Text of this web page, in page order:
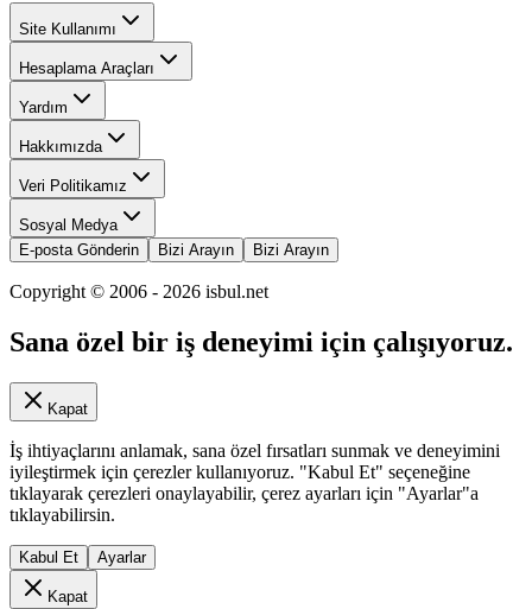
Site Kullanımı
Hesaplama Araçları
Yardım
Hakkımızda
Veri Politikamız
Sosyal Medya
E-posta Gönderin
Bizi Arayın Bizi Arayın
Copyright © 2006 - 2026 isbul.net
Sana özel bir iş deneyimi için çalışıyoruz.
Kapat
İş ihtiyaçlarını anlamak, sana özel fırsatları sunmak ve deneyimini
iyileştirmek için çerezler kullanıyoruz. "Kabul Et" seçeneğine
tıklayarak çerezleri onaylayabilir, çerez ayarları için "Ayarlar"a
tıklayabilirsin.
Kabul Et Ayarlar
Kapat